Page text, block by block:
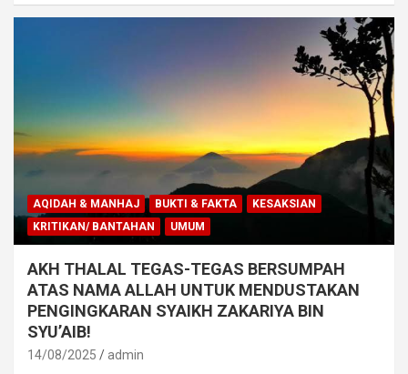
AQIDAH & MANHAJ BUKTI & FAKTA
KESAKSIAN
KRITIKAN/ BANTAHAN
UMUM
AKH THALAL TEGAS-TEGAS BERSUMPAH
ATAS NAMA ALLAH UNTUK MENDUSTAKAN
PENGINGKARAN SYAIKH ZAKARIYA BIN
SYU’AIB!
14/08/2025 admin